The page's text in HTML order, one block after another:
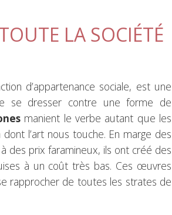
LA SOCIÉTÉ
d’appartenance sociale, est une
se dresser contre une forme de
manient le verbe autant que les
l’art nous touche. En marge des
des prix faramineux, ils ont créé des
à un coût très bas. Ces œuvres
rapprocher de toutes les strates de